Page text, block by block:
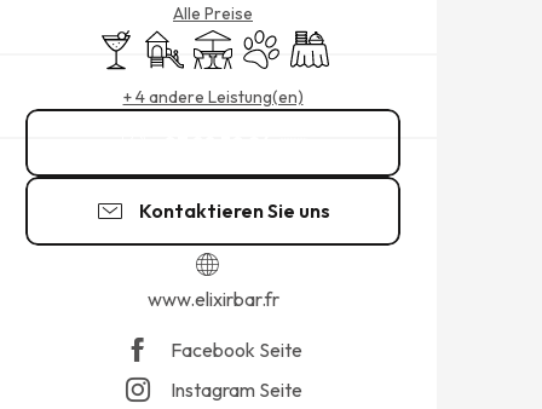
Alle Preise
Bar / Getränkestand
Spiele für Kinder / Spielplatz
TerrasseTiere erlaubt
Bankett
+ 4 andere Leistung(en)
Kontaktieren Sie uns
www.elixirbar.fr
Facebook Seite
Instagram Seite